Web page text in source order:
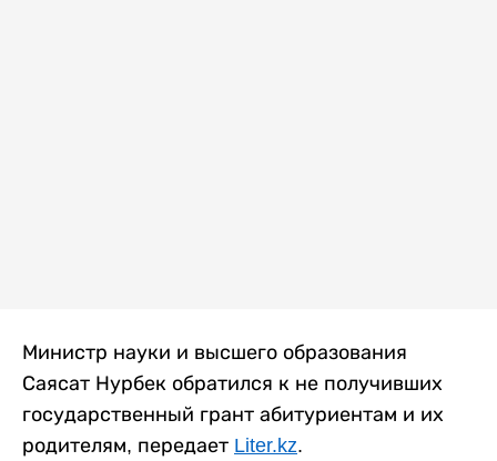
Министр науки и высшего образования
Саясат Нурбек обратился к не получивших
государственный грант абитуриентам и их
родителям, передает Liter.kz.